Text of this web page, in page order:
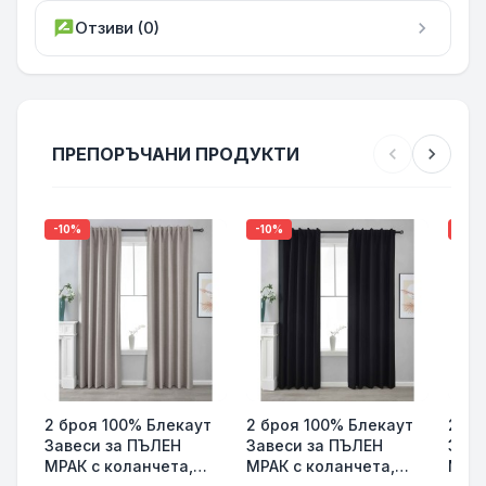
rate_reviewОтзиви (0) chevron_right
ПРЕПОРЪЧАНИ ПРОДУКТИ chevron_left chevron_right
-10%
2 броя 100% Блекаут
Завеси за ПЪЛЕН
МРАК с коланчета,
-10%
2 броя 100% Блекаут
Завеси за ПЪЛЕН
МРАК с коланчета,
2